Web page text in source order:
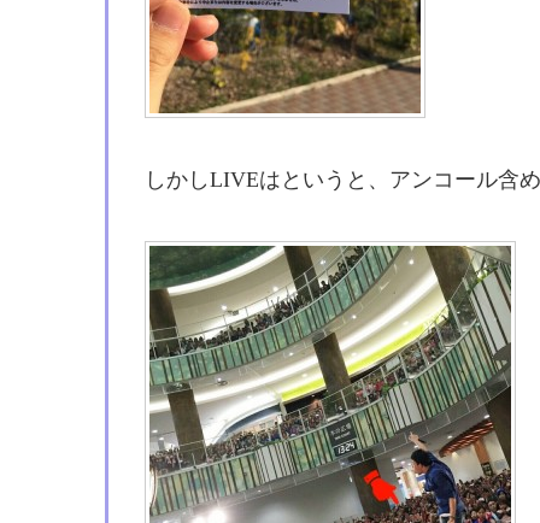
しかしLIVEはというと、アンコール含